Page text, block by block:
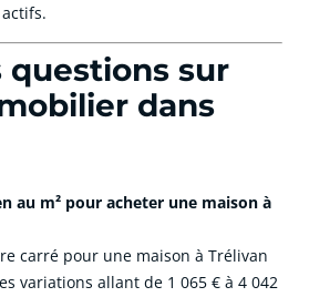
questions sur
dans
au m² pour acheter une maison à
carré pour une maison à Trélivan
variations allant de 1 065 € à 4 042